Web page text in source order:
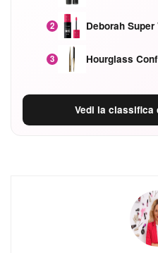
2 Deborah
3
Vedi la classifica